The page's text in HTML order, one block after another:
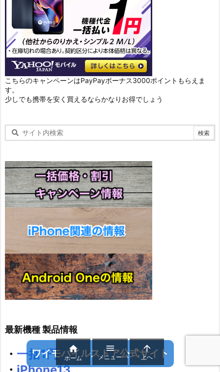
こちらのキャンペーンはPayPayボーナス3000ポイントもらえま
す。
少しでも携帯を安く買えるならかなりお得でしょう
最新機種 製品情報
・ 一括1円

ホーム

メニュー

上へ
ワイモバイルストア公式サイト